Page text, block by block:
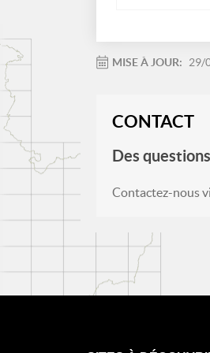
MISE À JOUR: 29/
CONTACT
Des
Contactez-nous